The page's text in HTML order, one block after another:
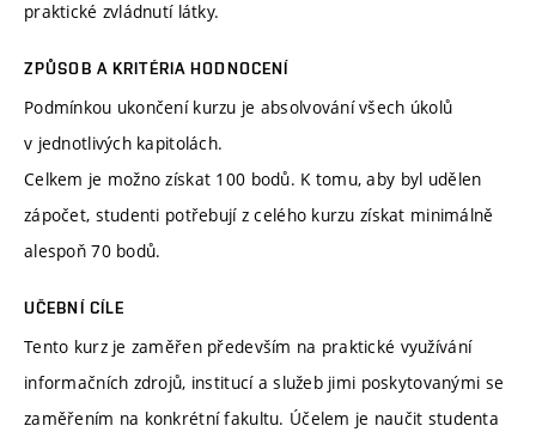
praktické zvládnutí látky.
ZPŮSOB A KRITÉRIA HODNOCENÍ
Podmínkou ukončení kurzu je absolvování všech úkolů
v jednotlivých kapitolách.
Celkem je možno získat 100 bodů. K tomu, aby byl udělen
zápočet, studenti potřebují z celého kurzu získat minimálně
alespoň 70 bodů.
UČEBNÍ CÍLE
Tento kurz je zaměřen především na praktické využívání
informačních zdrojů, institucí a služeb jimi poskytovanými se
zaměřením na konkrétní fakultu. Účelem je naučit studenta